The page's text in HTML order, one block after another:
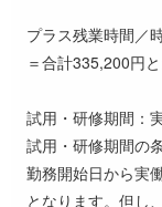
プラス残業時間／
＝合計335,200円
試用・研修期間：
試用・研修期間の
勤務開始日から実
となります。但し